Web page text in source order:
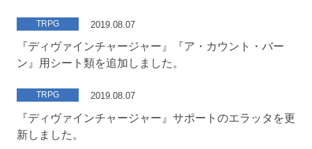
TRPG 2019.08.07
『ディヴァインチャージャー』『ア・カウント・バー
ン』用シート類を追加しました。
TRPG 2019.08.07
『ディヴァインチャージャー』サポートのエラッタを更
新しました。